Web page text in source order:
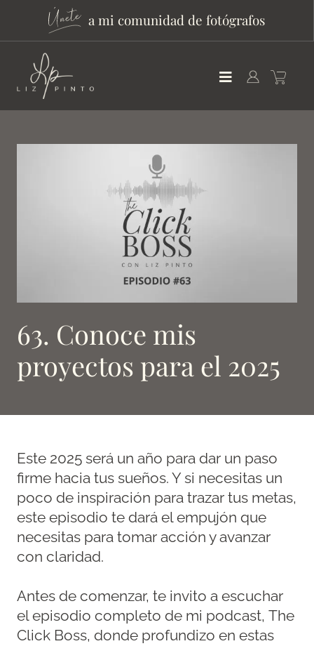
a mi comunidad de fotógrafos
63. Conoce mis
proyectos para el 2025
Este 2025 será un año para dar un paso
firme hacia tus sueños. Y si necesitas un
poco de inspiración para trazar tus metas,
este episodio te dará el empujón que
necesitas para tomar acción y avanzar
con claridad.
Antes de comenzar, te invito a escuchar
el episodio completo de mi podcast, The
Click Boss, donde profundizo en estas